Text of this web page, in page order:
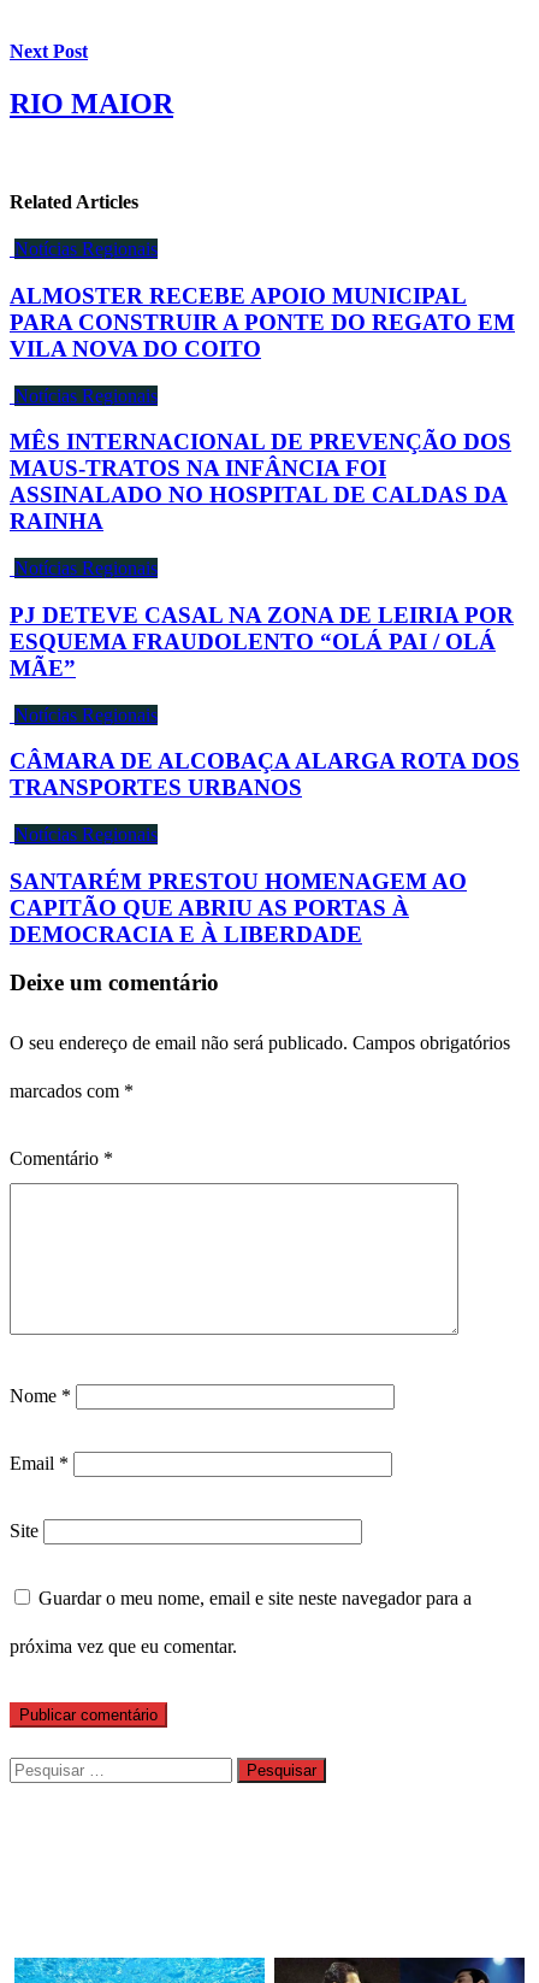
Next Post
RIO MAIOR
Related Articles
Notícias Regionais
ALMOSTER RECEBE APOIO MUNICIPAL
PARA CONSTRUIR A PONTE DO REGATO EM
VILA NOVA DO COITO
Notícias Regionais
MÊS INTERNACIONAL DE PREVENÇÃO DOS
MAUS-TRATOS NA INFÂNCIA FOI
ASSINALADO NO HOSPITAL DE CALDAS DA
RAINHA
Notícias Regionais
PJ DETEVE CASAL NA ZONA DE LEIRIA POR
ESQUEMA FRAUDOLENTO “OLÁ PAI / OLÁ
MÃE”
Notícias Regionais
CÂMARA DE ALCOBAÇA ALARGA ROTA DOS
TRANSPORTES URBANOS
Notícias Regionais
SANTARÉM PRESTOU HOMENAGEM AO
CAPITÃO QUE ABRIU AS PORTAS À
DEMOCRACIA E À LIBERDADE
Deixe um comentário
O seu endereço de email não será publicado. Campos obrigatórios
marcados com *
Comentário *
Nome *
Email *
Site
Guardar o meu nome, email e site neste navegador para a
próxima vez que eu comentar.
Pesquisar
por: